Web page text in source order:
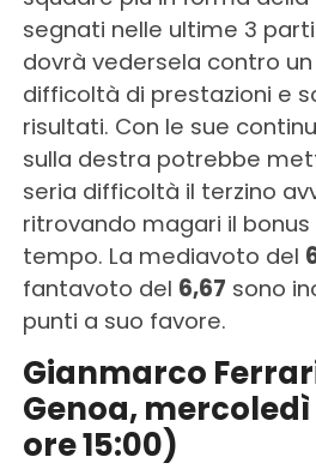
segnati nelle ultime 3
dovrà vedersela contro
difficoltà di prestazioni e
risultati. Con le sue
sulla destra potrebbe
seria difficoltà il terzino
ritrovando magari il
tempo. La mediavoto del
fantavoto del 6,67 sono
punti a suo favore.
Gianmarco
Genoa,
ore 15:00)